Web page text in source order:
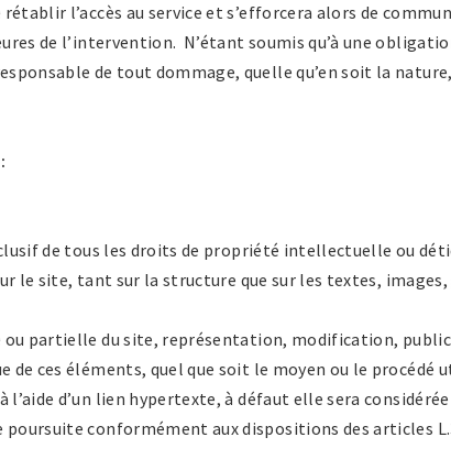
l’accès au service et s’efforcera alors de
de l’intervention. N’étant soumis qu’à une
de tout dommage, quelle qu’en soit la
de tous les droits de propriété intellectuelle ou
le site, tant sur la structure que sur les textes,
partielle du site, représentation, modification,
de ces éléments, quel que soit le moyen ou le procédé
d’un lien hypertexte, à défaut elle sera
conformément aux dispositions des articles